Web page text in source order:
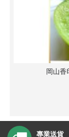
岡山
專業送貨